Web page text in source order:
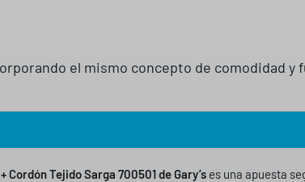
el mismo concepto de comodidad y
Cordón Tejido Sarga 700501 de Gary’s es una apuesta